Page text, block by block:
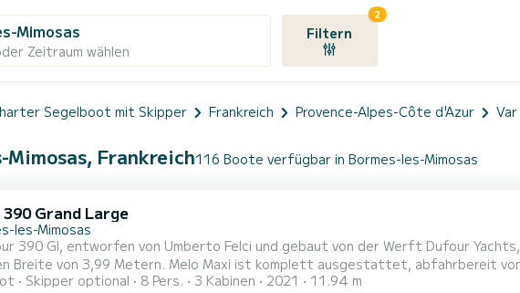
Mimosas
Zeitraum wählen
Filtern
2
Segelboot mit Skipper Frankreich Provence-Alpes-Côte d'Azur
Var
Frankreich116 Boote verfügbar in Bormes-les-Mimosas
Grand Large
les-Mimosas
390 Gl, entworfen von Umberto Felci und gebaut von der Werft Dufour
Melo Maxi ist komplett ausgestattet, abfahrbereit von Bormes-les-Mimosas, ein
Traumstartpunkt für Ihren Urlaub und Ihre Segeltörns. Freuen uns, Sie an Bord zu sehen
Skipper optional 8 Pers. 3 Kabinen 2021 11.94 m